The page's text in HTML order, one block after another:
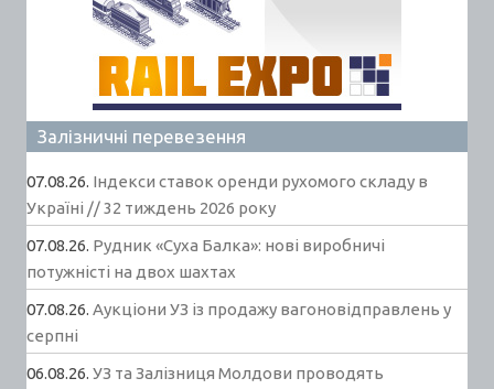
Залізничні перевезення
07.08.26. Індекси ставок оренди рухомого складу в
Україні // 32 тиждень 2026 року
07.08.26. Рудник «Суха Балка»: нові виробничі
потужністі на двох шахтах
07.08.26. Аукціони УЗ із продажу вагоновідправлень у
серпні
06.08.26. УЗ та Залізниця Молдови проводять